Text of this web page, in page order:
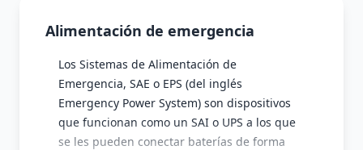
Alimentación de emergencia
Los Sistemas de Alimentación de
Emergencia, SAE o EPS (del inglés
Emergency Power System) son dispositivos
que funcionan como un SAI o UPS a los que
se les pueden conectar baterías de forma